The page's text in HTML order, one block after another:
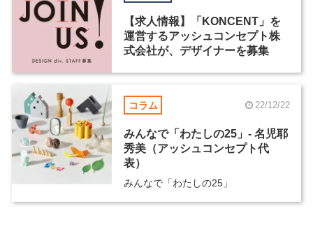
【求人情報】「KONCENT」を
運営するアッシュコンセプト株
式会社が、デザイナーを募集
コラム 22/12/22
みんなで「わたしの25」- 名児耶
秀美（アッシュコンセプト代
表）
みんなで「わたしの25」